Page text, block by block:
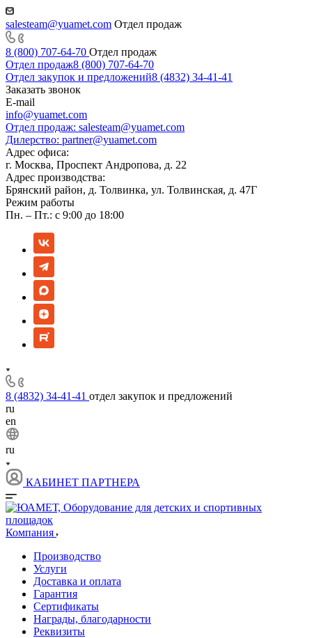
salesteam@yuamet.com Отдел продаж
8 (800) 707-64-70 Отдел продаж
Отдел продаж8 (800) 707-64-70
Отдел закупок и предложений8 (4832) 34-41-41
Заказать звонок
E-mail
info@yuamet.com
Отдел продаж: salesteam@yuamet.com
Дилерство: partner@yuamet.com
Адрес офиса:
г. Москва, Проспект Андропова, д. 22
Адрес производства:
Брянский район, д. Толвинка, ул. Толвинская, д. 47Г
Режим работы
Пн. – Пт.: с 9:00 до 18:00
8 (4832) 34-41-41 отдел закупок и предложений
ru
en
ru
КАБИНЕТ ПАРТНЕРА
Компания
Производство
Услуги
Доставка и оплата
Гарантия
Сертификаты
Награды, благодарности
Реквизиты